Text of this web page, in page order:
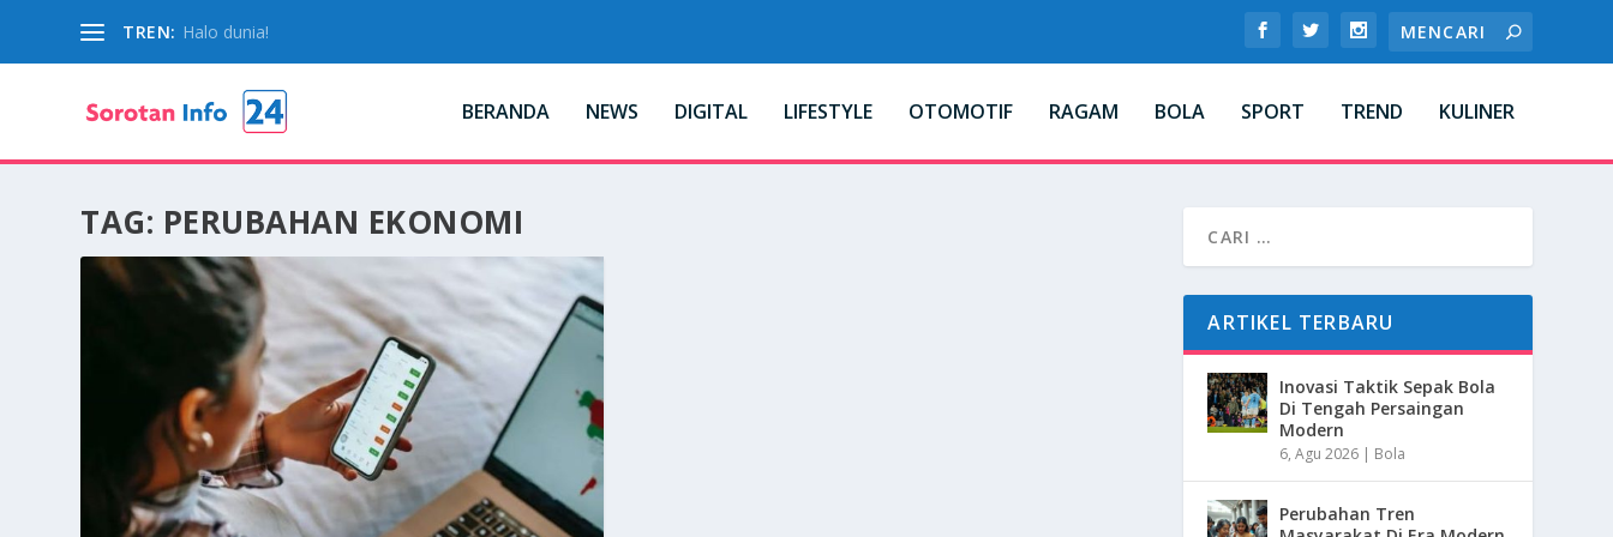
TREN: Halo dunia!
BERANDA NEWS DIGITAL LIFESTYLE OTOMOTIF RAGAM BOLA SPORT TREND KULINER
TAG: PERUBAHAN EKONOMI
ARTIKEL TERBARU
Inovasi Taktik Sepak Bola
Di Tengah Persaingan
Modern
6, Agu 2026 | Bola
Perubahan Tren